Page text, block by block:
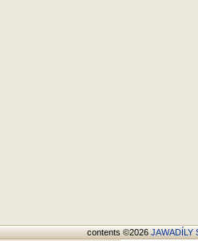
contents ©2026JAWADÍLY